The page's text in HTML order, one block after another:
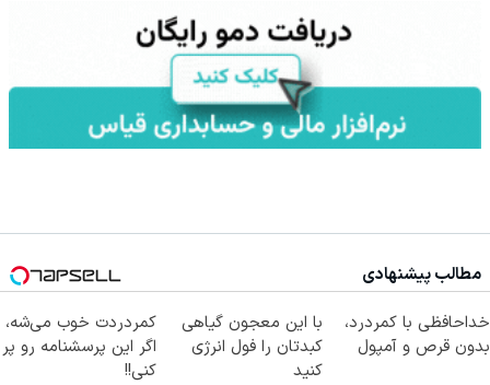
مطالب پیشنهادی
خداحافظی با کمردرد،
بدون قرص و آمپول
با این معجون گیاهی
کبدتان را فول انرژی
کنید
کمردردت خوب می‌شه،
اگر این پرسشنامه رو پر
کنی!!